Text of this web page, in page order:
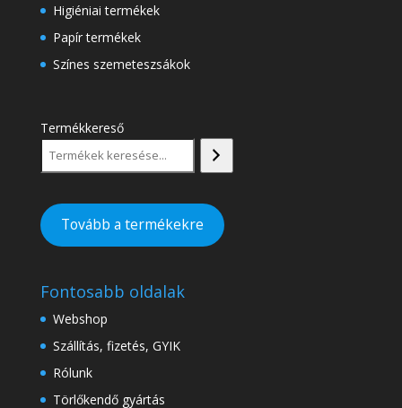
Higiéniai termékek
Papír termékek
Színes szemeteszsákok
Termékkereső
Tovább a termékekre
Fontosabb oldalak
Webshop
Szállítás, fizetés, GYIK
Rólunk
Törlőkendő gyártás